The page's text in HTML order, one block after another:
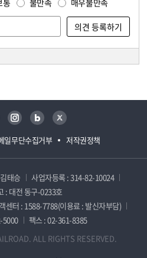
통 불만족 매우불만족
일무단수집거부 저작권정책
인스타그램 블로그 트위터
태승
사업자등록 : 314-82-10024
: 대전 동구-0233호
센터 : 1588-7788(이용료 : 발신자부담)
5000
팩스 : 02-361-8385
ALL RIGHTS RESERVED.